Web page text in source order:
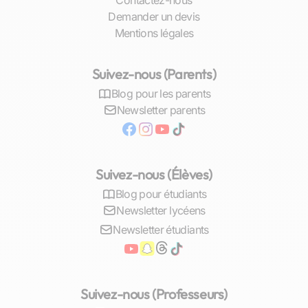
à une meilleure maîtrise des concepts clés en
SES, conduit souvent à une hausse moyenne
comprise entre quatre et six points dans cette
Affinement des techniques d’étude :
élèves acquièrent des stratégies efficaces
pour organiser leur travail personnel.
Réduction du stress lié aux examens :
diminue face aux évaluations importantes.
Dynamisme renouvelé pour
l’apprentissage :soutenus par leur tuteur,
les étudiants redécouvrent le plaisir
d’apprendre et de réussir.
Ces avantages tangibles ne se limitent pas
s’étendent également au développement
Demander un devis
Mentions légales
Suivez-nous (Parents)
Blog pour les parents
Newsletter parents
Suivez-nous (Élèves)
Blog pour étudiants
Newsletter lycéens
Newsletter étudiants
Suivez-nous (Professeurs)